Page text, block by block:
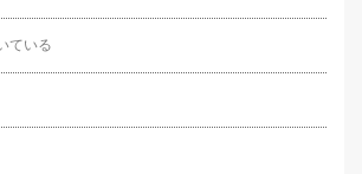
ている